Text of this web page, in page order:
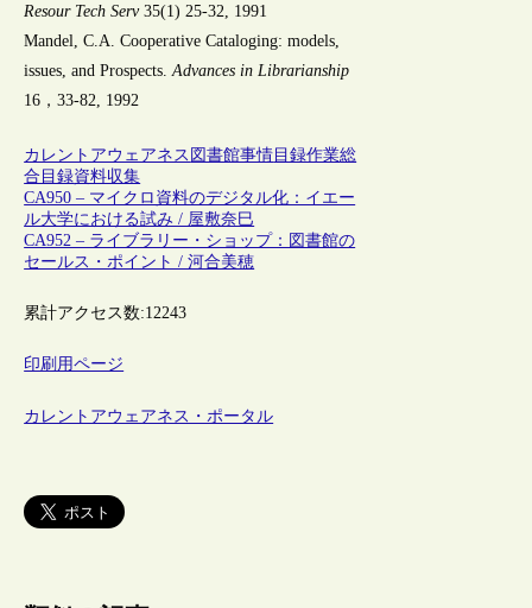
Resour Tech Serv35(1) 25-32, 1991
Mandel, C.A. Cooperative Cataloging: models,
issues, and Prospects.Advances in Librarianship
16，33-82, 1992
カレントアウェアネス 図書館事情 目録作業総
合目録資料収集
CA950 – マイクロ資料のデジタル化：イエー
ル大学における試み / 屋敷奈巳
CA952 – ライブラリー・ショップ：図書館の
セールス・ポイント / 河合美穂
累計アクセス数:12243
印刷用ページ
カレントアウェアネス・ポータル